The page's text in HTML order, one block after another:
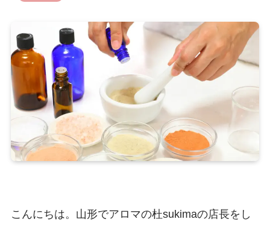
こんにちは。山形でアロマの杜sukimaの店長をし